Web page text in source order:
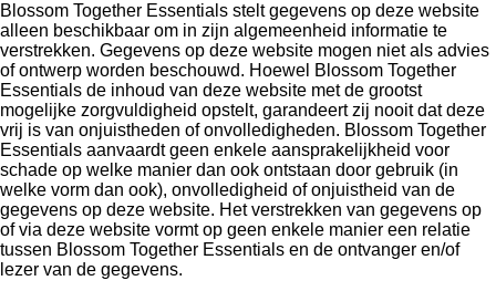
Blossom Together Essentials stelt gegevens op deze website
alleen beschikbaar om in zijn algemeenheid informatie te
verstrekken. Gegevens op deze website mogen niet als advies
of ontwerp worden beschouwd. Hoewel Blossom Together
Essentials de inhoud van deze website met de grootst
mogelijke zorgvuldigheid opstelt, garandeert zij nooit dat deze
vrij is van onjuistheden of onvolledigheden. Blossom Together
Essentials aanvaardt geen enkele aansprakelijkheid voor
schade op welke manier dan ook ontstaan door gebruik (in
welke vorm dan ook), onvolledigheid of onjuistheid van de
gegevens op deze website. Het verstrekken van gegevens op
of via deze website vormt op geen enkele manier een relatie
tussen Blossom Together Essentials en de ontvanger en/of
lezer van de gegevens.